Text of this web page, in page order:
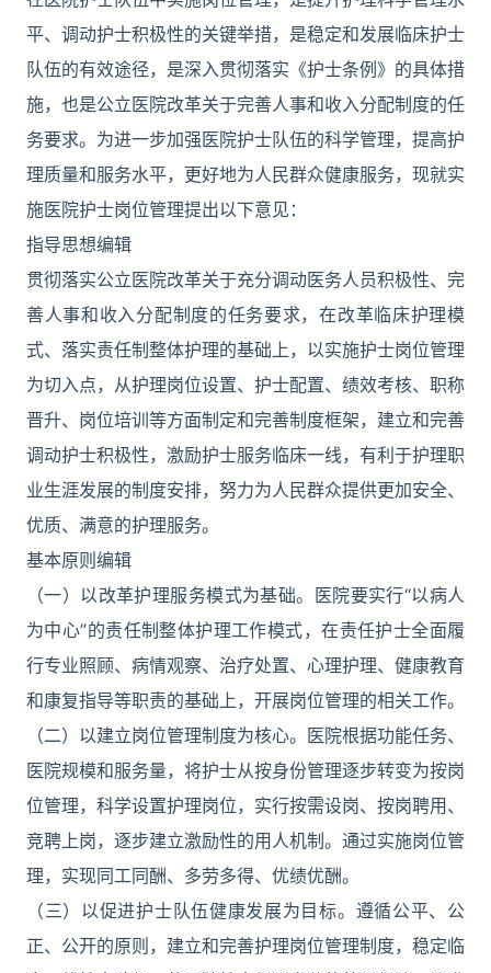
平、调动护士积极性的关键举措，是稳定和发展临床护士
队伍的有效途径，是深入贯彻落实《护士条例》的具体措
施，也是公立医院改革关于完善人事和收入分配制度的任
务要求。为进一步加强医院护士队伍的科学管理，提高护
理质量和服务水平，更好地为人民群众健康服务，现就实
施医院护士岗位管理提出以下意见：
指导思想编辑
贯彻落实公立医院改革关于充分调动医务人员积极性、完
善人事和收入分配制度的任务要求，在改革临床护理模
式、落实责任制整体护理的基础上，以实施护士岗位管理
为切入点，从护理岗位设置、护士配置、绩效考核、职称
晋升、岗位培训等方面制定和完善制度框架，建立和完善
调动护士积极性，激励护士服务临床一线，有利于护理职
业生涯发展的制度安排，努力为人民群众提供更加安全、
优质、满意的护理服务。
基本原则编辑
（一）以改革护理服务模式为基础。医院要实行“以病人
为中心”的责任制整体护理工作模式，在责任护士全面履
行专业照顾、病情观察、治疗处置、心理护理、健康教育
和康复指导等职责的基础上，开展岗位管理的相关工作。
（二）以建立岗位管理制度为核心。医院根据功能任务、
医院规模和服务量，将护士从按身份管理逐步转变为按岗
位管理，科学设置护理岗位，实行按需设岗、按岗聘用、
竞聘上岗，逐步建立激励性的用人机制。通过实施岗位管
理，实现同工同酬、多劳多得、优绩优酬。
（三）以促进护士队伍健康发展为目标。遵循公平、公
正、公开的原则，建立和完善护理岗位管理制度，稳定临